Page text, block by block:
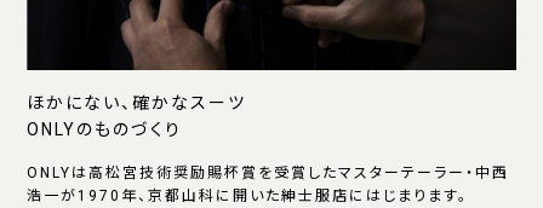
ほかにない、確かなスーツ
ONLYのものづくり
ONLYは高松宮技術奨励賜杯賞を受賞したマスターテーラー・中西
浩一が1970年、京都山科に開いた紳士服店にはじまります。